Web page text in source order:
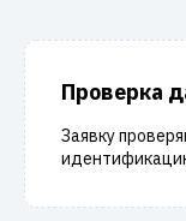
Проверка
Заявку